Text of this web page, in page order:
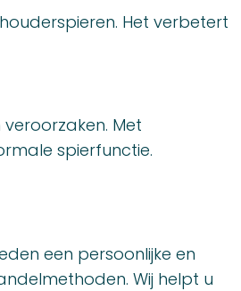
Het verbetert
Met
spierfunctie.
een persoonlijke en
Wij helpt u